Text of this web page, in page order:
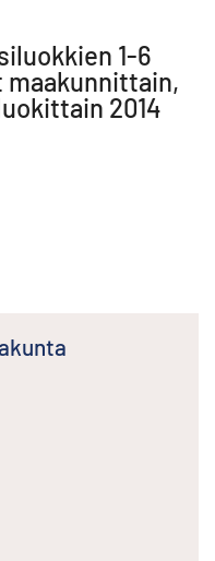
1-6
maakunnittain,
2014